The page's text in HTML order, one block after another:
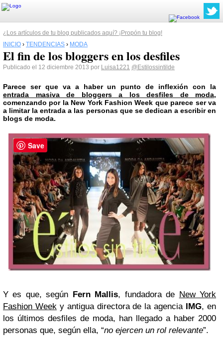
¿Los artículos de tu blog publicados aquí? ¡Propón tu blog!
INICIO › TENDENCIAS › MODA
El fin de los bloggers en los desfiles
Publicado el 12 diciembre 2013 por Luisa1221 @Estilossintilde
Parece ser que va a haber un punto de inflexión con la
entrada masiva de bloggers a los desfiles de moda,
comenzando por la New YorkFashion Week que parece ser va
a limitar la entrada a las personas que se dedican a escribir en
blogs de moda.
Y es que, según Fern Mallis, fundadora de New York
Fashion Week y antigua directora de la agencia IMG, en
los últimos desfiles de moda, han llegado a haber 2000
personas que, según ella, “no ejercen un rol relevante”.
Save